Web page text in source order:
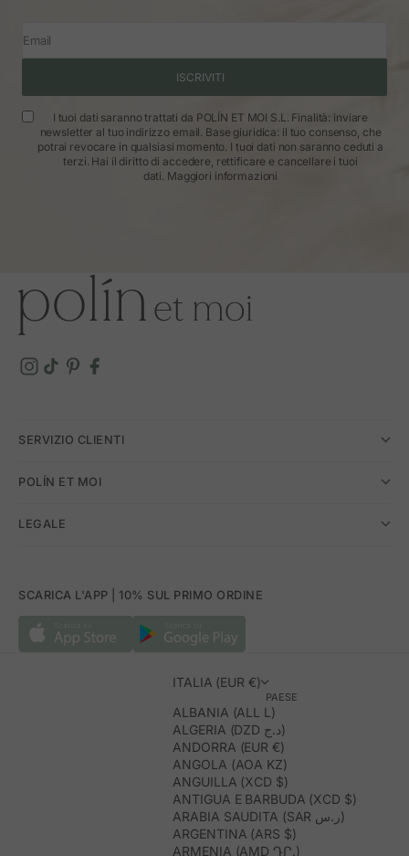
Email
ISCRIVITI
I tuoi dati saranno trattati da POLÍN ET MOI S.L. Finalità: inviare
newsletter al tuo indirizzo email. Base giuridica: il tuo consenso, che
potrai revocare in qualsiasi momento. I tuoi dati non saranno ceduti a
terzi. Hai il diritto di accedere, rettificare e cancellare i tuoi
dati. Maggiori informazioni
SERVIZIO CLIENTI
POLÍN ET MOI
LEGALE
SCARICA L'APP | 10% SUL PRIMO ORDINE
ITALIA (EUR €)
PAESE
ALBANIA (ALL L)
ALGERIA (DZD د.ج)
ANDORRA (EUR €)
ANGOLA (AOA KZ)
ANGUILLA (XCD $)
ANTIGUA E BARBUDA (XCD $)
ARABIA SAUDITA (SAR ر.س)
ARGENTINA (ARS $)
ARMENIA (AMD ԴՐ.)